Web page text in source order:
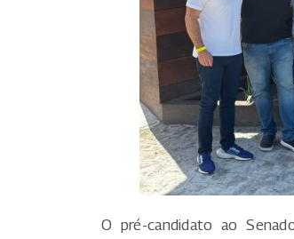
O pré-candidato ao